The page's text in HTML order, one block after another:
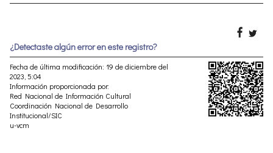
¿Detectaste algún error en este registro?
Fecha de última modificación: 19 de diciembre del
2023, 5:04
Información proporcionada por:
Red Nacional de Información Cultural
Coordinación Nacional de Desarrollo
Institucional/SIC
u-vcm